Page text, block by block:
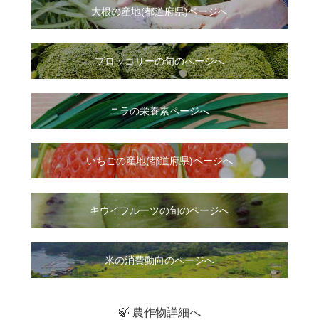
大根の産地(都道府県)ページへ
ブロッコリーの旬のページへ
ニラの栄養素ページへ
いちごの産地(都道府県)ページへ
キウイフルーツの旬のページへ
米の消費動向のページへ
🍃 農作物詳細へ